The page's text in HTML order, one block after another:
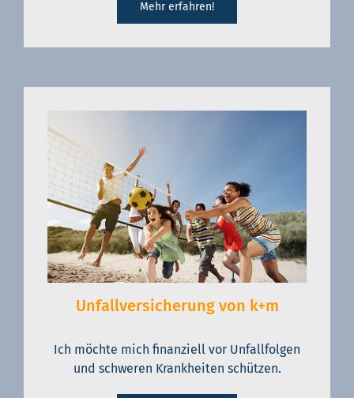
Mehr erfahren!
Unfallversicherung von k+m
Ich möchte mich finanziell vor Unfallfolgen
und schweren Krankheiten schützen.